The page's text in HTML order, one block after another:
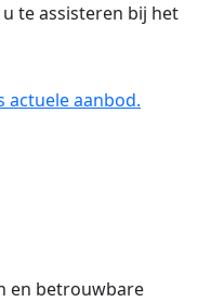
te assisteren bij het
actuele aanbod.
en betrouwbare